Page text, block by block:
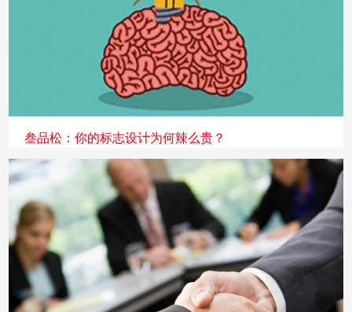
叁品松：你的标志设计为何辣么贵？